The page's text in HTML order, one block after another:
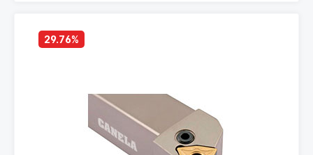
29.76%